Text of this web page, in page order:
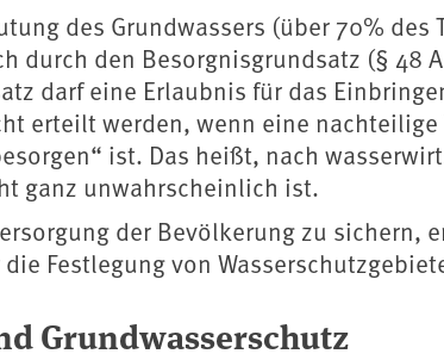
des Grundwassers (über 70%
durch den Besorgnisgrundsatz (§ 48
darf eine Erlaubnis für das
erteilt werden, wenn eine nachteilige
ist. Das heißt, nach
ganz unwahrscheinlich ist.
der Bevölkerung zu sichern,
Festlegung von
Grundwasserschutz